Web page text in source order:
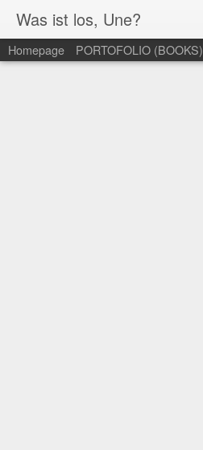
Was ist los, Une?
Homepage PORTOFOLIO (BOOKS)